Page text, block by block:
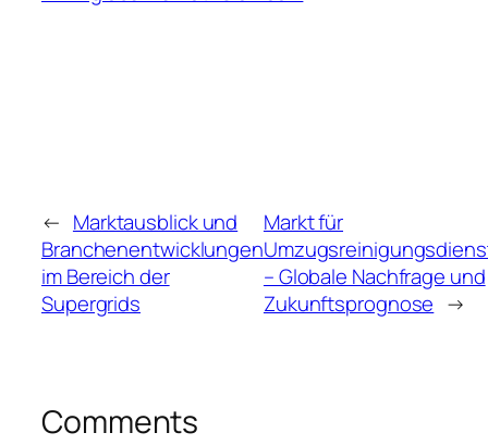
← Marktausblick und
Branchenentwicklungen
im Bereich der
Supergrids
Markt für
– Globale Nachfrage und
Zukunftsprognose →
Comments